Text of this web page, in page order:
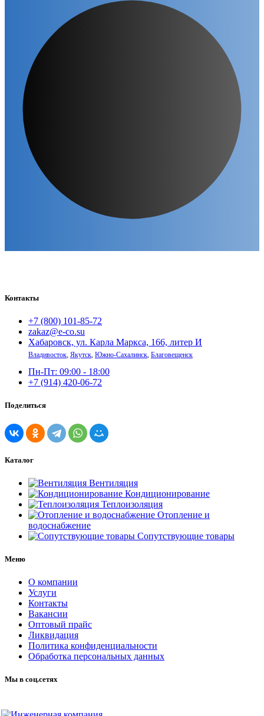
Контакты
+7 (800) 101-85-72
zakaz@e-co.su
Хабаровск, ул. Карла Маркса, 166, литер И
Владивосток, Якутск, Южно-Сахалинск, Благовещенск
Пн-Пт: 09:00 - 18:00
+7 (914) 420-06-72
Поделиться
Каталог
Вентиляция
Кондиционирование
Теплоизоляция
Отопление и
водоснабжение
Сопутствующие товары
Меню
О компании
Услуги
Контакты
Вакансии
Оптовый прайс
Ликвидация
Политика конфиденциальности
Обработка персональных данных
Мы в соц.сетях